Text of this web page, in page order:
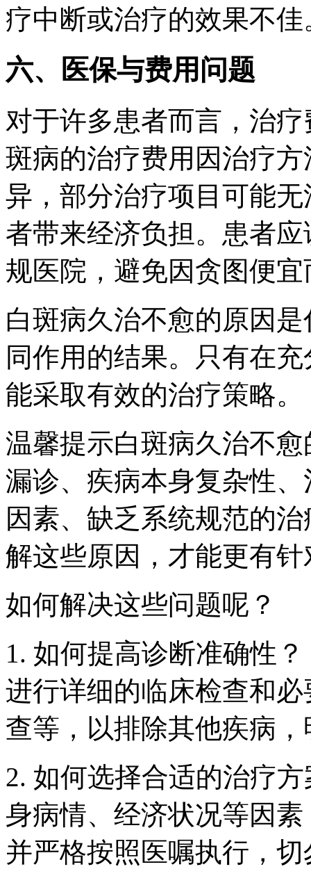
疗中断或治疗的效果不佳
六、医保与费用问题
对于许多患者而言，治
斑病的治疗费用因治疗
异，部分治疗项目可能
者带来经济负担。患者
规医院，避免因贪图便
白斑病久治不愈的原因
同作用的结果。只有在
能采取有效的治疗策略。
温馨提示白斑病久治不
漏诊、疾病本身复杂性
因素、缺乏系统规范的
解这些原因，才能更有
如何解决这些问题呢？
1. 如何提高诊断准确性
进行详细的临床检查和
查等，以排除其他疾病
2. 如何选择合适的治疗
身病情、经济状况等因
并严格按照医嘱执行，